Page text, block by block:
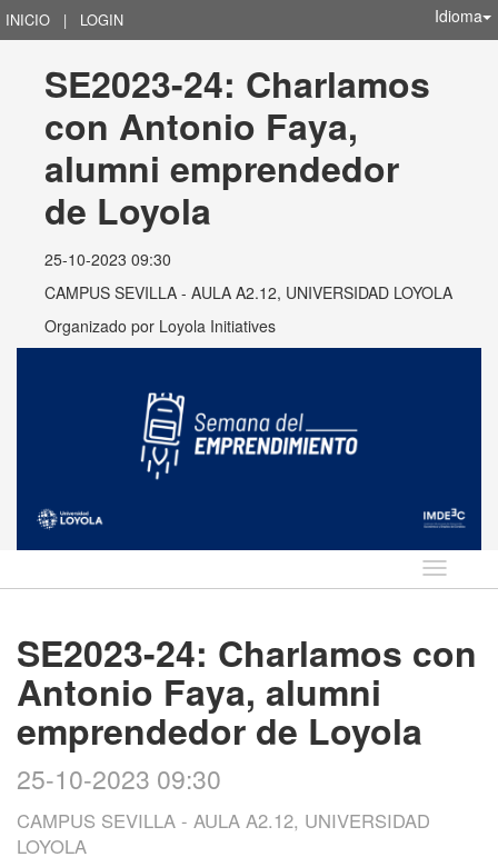
INICIO | LOGIN Idioma
SE2023-24: Charlamos
con Antonio Faya,
alumni emprendedor
de Loyola
25-10-2023 09:30
CAMPUS SEVILLA - AULA A2.12, UNIVERSIDAD LOYOLA
Organizado por Loyola Initiatives
Idioma
SE2023-24: Charlamos con
Antonio Faya, alumni
emprendedor de Loyola
25-10-2023 09:30
CAMPUS SEVILLA - AULA A2.12, UNIVERSIDAD
LOYOLA